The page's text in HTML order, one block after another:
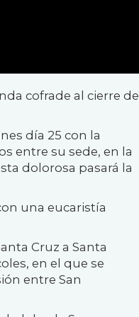
cofrade al cierre de
día 25 con la
entre su sede, en la
dolorosa pasará la
una eucaristía
Cruz a Santa
en el que se
entre San